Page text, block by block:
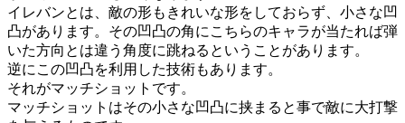
イレバンとは、敵の形もきれいな形をしておらず、小さな凹
凸があります。その凹凸の角にこちらのキャラが当たれば弾
いた方向とは違う角度に跳ねるということがあります。
逆にこの凹凸を利用した技術もあります。
それがマッチショットです。
マッチショットはその小さな凹凸に挟まると事で敵に大打撃